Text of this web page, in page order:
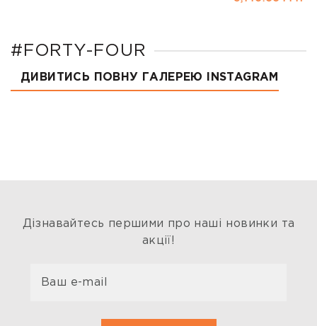
#FORTY-FOUR
ДИВИТИСЬ ПОВНУ ГАЛЕРЕЮ INSTAGRAM
Дізнавайтесь першими про наші новинки та
акції!